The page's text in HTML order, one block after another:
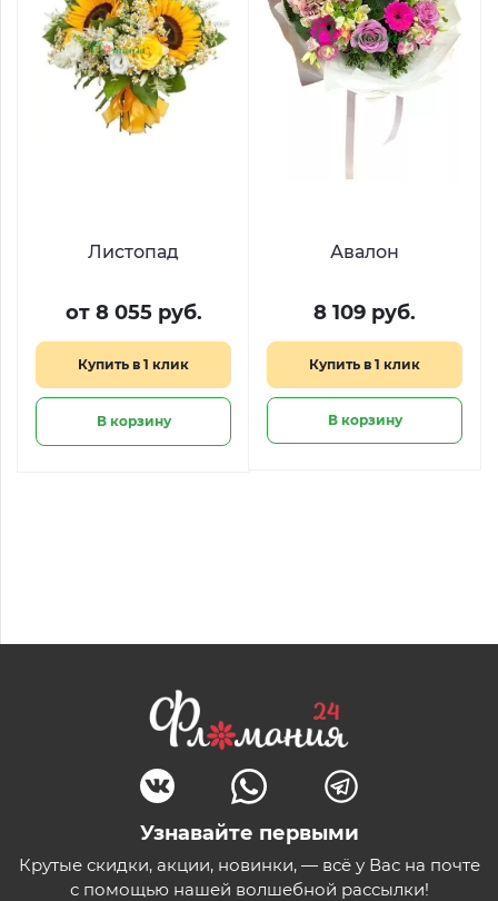
Листопад
от 8 055 руб.
Купить в 1 клик
В корзину
Авалон
8 109 руб.
Купить в 1 клик
В корзину
Узнавайте первыми
Крутые скидки, акции, новинки, — всё у Вас на почте
с помощью нашей волшебной рассылки!